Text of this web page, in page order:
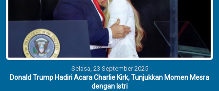
Selasa, 23 September 2025
Donald Trump Hadiri Acara Charlie Kirk, Tunjukkan Momen Mesra
dengan Istri